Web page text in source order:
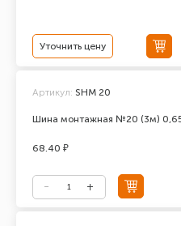
Уточнить цену
Шина монтажная №20 (3м)
Артикул: SHM 20
68.40 ₽